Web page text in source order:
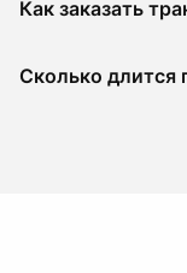
Как заказать
Сколько длится